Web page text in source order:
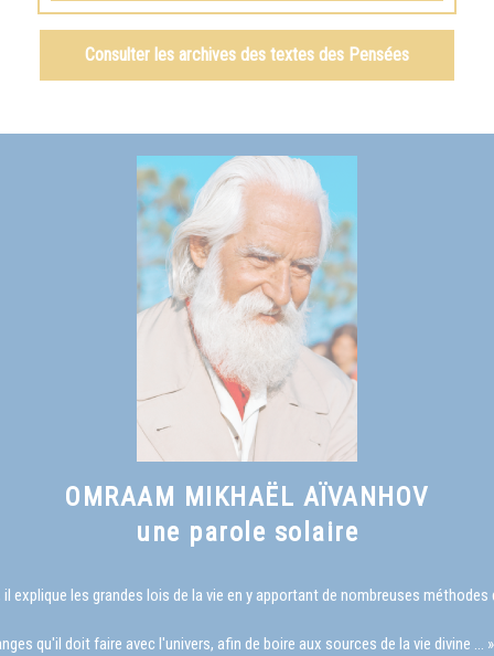
obligatoirement, votre esprit, votre âme, votre corps absorberont
harmonie, paix et lumière.
Consulter les archives des textes des Pensées
OMRAAM MIKHAËL AÏVANHOV
une parole solaire
les grandes lois de la vie en y apportant de nombreuses
qu'il doit faire avec l'univers, afin de boire aux sources de la vie divine … »